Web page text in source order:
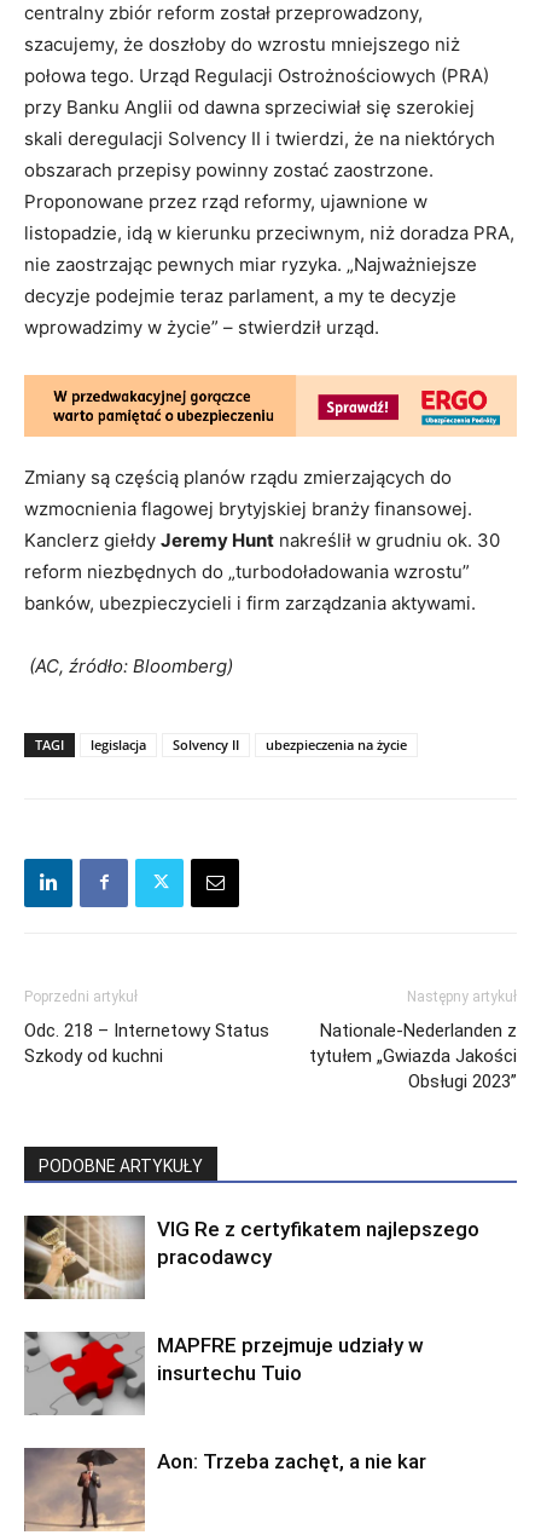
centralny zbiór reform został przeprowadzony,
szacujemy, że doszłoby do wzrostu mniejszego niż
połowa tego. Urząd Regulacji Ostrożnościowych (PRA)
przy Banku Anglii od dawna sprzeciwiał się szerokiej
skali deregulacji Solvency II i twierdzi, że na niektórych
obszarach przepisy powinny zostać zaostrzone.
Proponowane przez rząd reformy, ujawnione w
listopadzie, idą w kierunku przeciwnym, niż doradza PRA,
nie zaostrzając pewnych miar ryzyka. „Najważniejsze
decyzje podejmie teraz parlament, a my te decyzje
wprowadzimy w życie” – stwierdził urząd.
Zmiany są częścią planów rządu zmierzających do
wzmocnienia flagowej brytyjskiej branży finansowej.
Kanclerz giełdy Jeremy Hunt nakreślił w grudniu ok. 30
reform niezbędnych do „turbodoładowania wzrostu”
banków, ubezpieczycieli i firm zarządzania aktywami.
(AC, źródło: Bloomberg)
TAGI legislacja Solvency II ubezpieczenia na życie
Poprzedni artykuł
Odc. 218 – Internetowy Status
Szkody od kuchni
Następny artykuł
Nationale-Nederlanden z
tytułem „Gwiazda Jakości
Obsługi 2023”
PODOBNE ARTYKUŁY
VIG Re z certyfikatem najlepszego
pracodawcy
MAPFRE przejmuje udziały w
insurtechu Tuio
Aon: Trzeba zachęt, a nie kar